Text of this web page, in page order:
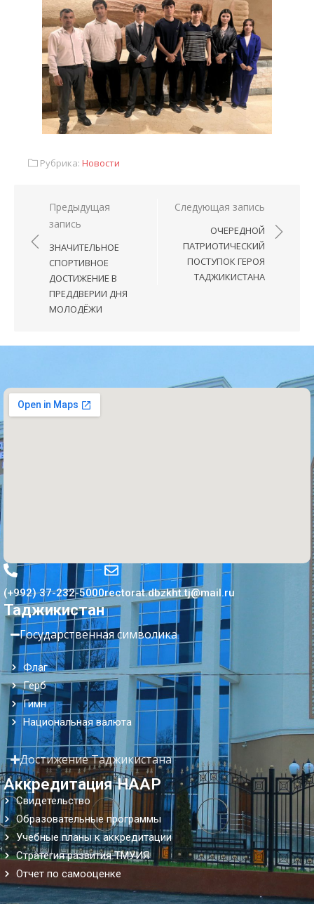
Рубрика: Новости
Предыдущая
запись
ЗНАЧИТЕЛЬНОЕ
СПОРТИВНОЕ
ДОСТИЖЕНИЕ В
ПРЕДДВЕРИИ ДНЯ
МОЛОДЁЖИ
Следующая запись
ОЧЕРЕДНОЙ
ПАТРИОТИЧЕСКИЙ
ПОСТУПОК ГЕРОЯ
ТАДЖИКИСТАНА
(+992) 37-232-5000rectorat.dbzkht.tj@mail.ru
Таджикистан
Государственная символика
Флаг
Герб
Гимн
Национальная валюта
Достижение Таджикистана
Аккредитация НААР
Свидетельство
Образовательные программы
Учебные планы к аккредитации
Стратегия развития ТМУИЯ
Отчет по самооценке